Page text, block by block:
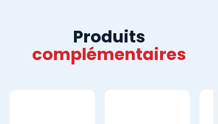
Produits
complémentaires